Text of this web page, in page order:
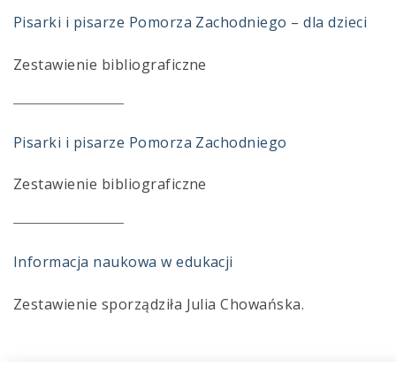
Pisarki i pisarze Pomorza Zachodniego – dla dzieci
Zestawienie bibliograficzne
Pisarki i pisarze Pomorza Zachodniego
Zestawienie bibliograficzne
Informacja naukowa w edukacji
Zestawienie sporządziła Julia Chowańska.